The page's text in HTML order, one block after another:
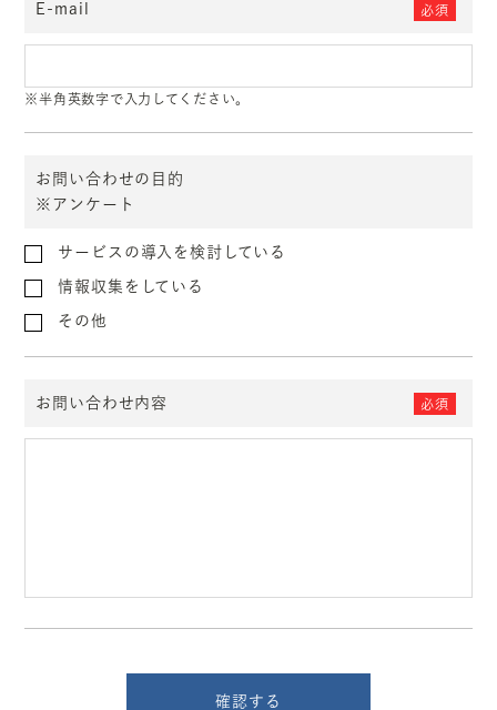
E-mail 必須
※半角英数字で入力してください。
お問い合わせの目的
※アンケート
サービスの導入を検討している
情報収集をしている
その他
お問い合わせ内容 必須
確認する